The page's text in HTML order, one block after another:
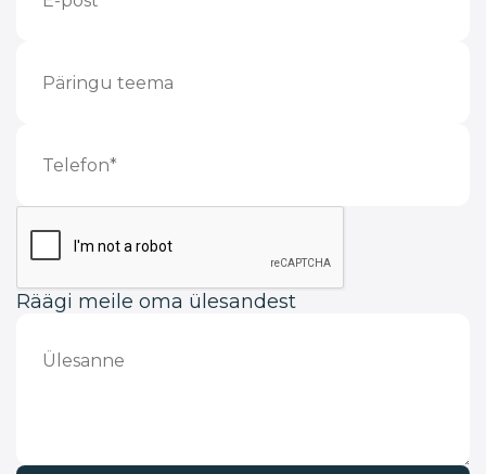
Räägi meile oma ülesandest